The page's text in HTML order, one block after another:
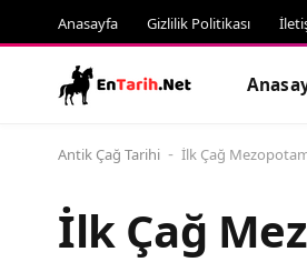
Anasayfa Gizlilik Politikası
Antik Çağ Tarihi - İlk Çağ
İlk Çağ